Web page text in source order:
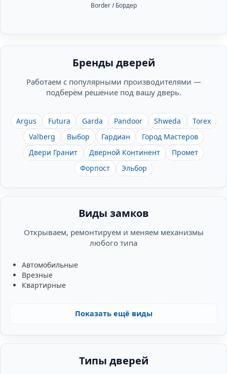
Border / Бордер
Бренды дверей
Работаем с популярными производителями —
подберём решение под вашу дверь.
Argus Futura Garda Pandoor Shweda
Torex
Valberg
Выбор Гардиан
Город Мастеров
Двери Гранит
Дверной Континент
Промет
Форпост
Эльбор
Виды замков
Открываем, ремонтируем и меняем механизмы
любого типа
Автомобильные
Врезные
Квартирные
Показать ещё виды
Типы дверей